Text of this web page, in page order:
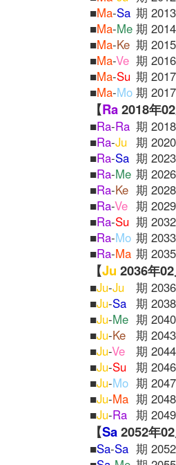
■Ma-Sa 期
■Ma-Me 期
■Ma-Ke 期
■Ma-Ve 期
■Ma-Su 期
■Ma-Mo 期
【Ra2018年
■Ra-Ra 期
■Ra-Ju 期
■Ra-Sa 期
■Ra-Me 期
■Ra-Ke 期
■Ra-Ve 期
■Ra-Su 期
■Ra-Mo 期
■Ra-Ma 期
【Ju 2036年
■Ju-Ju
期
■Ju-Sa 期
■Ju-Me 期
■Ju-Ke
期
■Ju-Ve
期
■Ju-Su
期
■Ju-Mo 期
■Ju-Ma 期
■Ju-Ra 期
【Sa2052年
■Sa-Sa 期